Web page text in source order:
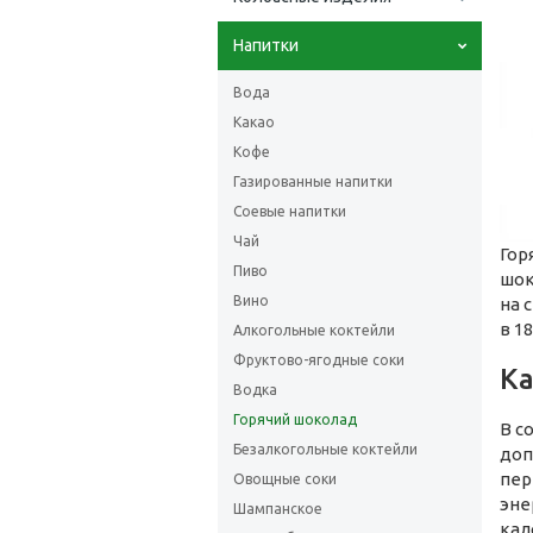
Напитки
Вода
Какао
Кофе
Газированные напитки
Соевые напитки
Чай
Пиво
Вино
Алкогольные коктейли
Фруктово-ягодные соки
Водка
Горячий шоколад
Безалкогольные коктейли
Овощные соки
Шампанское
на
в
В